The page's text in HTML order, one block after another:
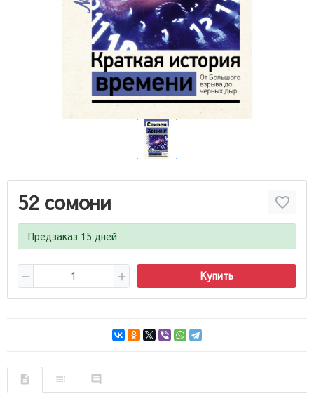
52 сомони
Предзаказ 15 дней
Купить